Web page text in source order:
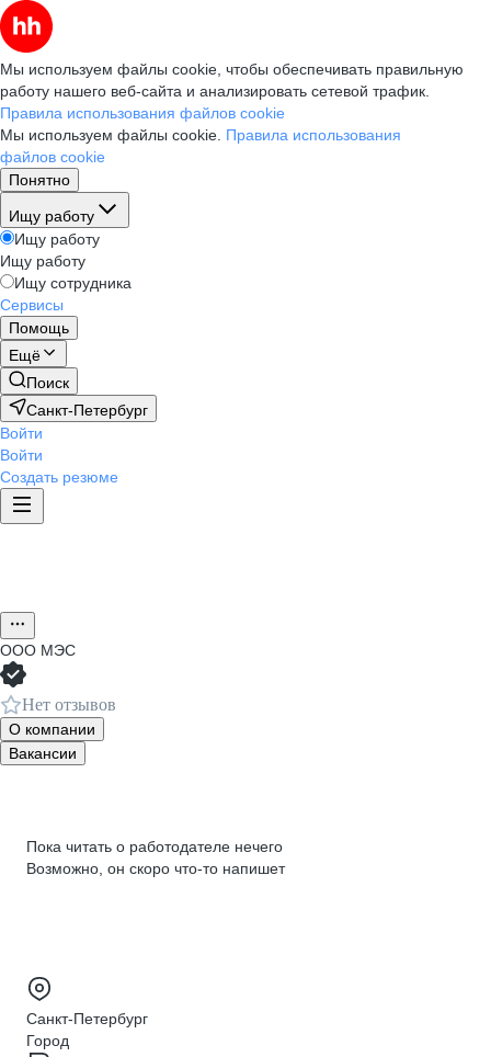
Мы используем файлы cookie, чтобы обеспечивать правильную
работу нашего веб-сайта и анализировать сетевой трафик.
Правила использования файлов cookie
Мы используем файлы cookie. Правила использования
файлов cookie
Понятно
Ищу работу
Ищу работу
Ищу работу
Ищу сотрудника
Сервисы
Помощь
Ещё
Поиск
Санкт-Петербург
Войти
Войти
Создать резюме
ООО МЭС
Нет отзывов
О компании
Вакансии
Пока читать о работодателе нечего
Возможно, он скоро что‑то напишет
Санкт-Петербург
Город